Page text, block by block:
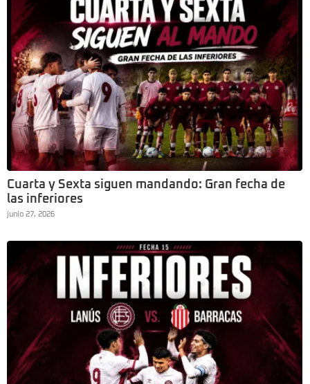
Cuarta y Sexta siguen mandando: Gran fecha de
las inferiores
junio 27, 2026